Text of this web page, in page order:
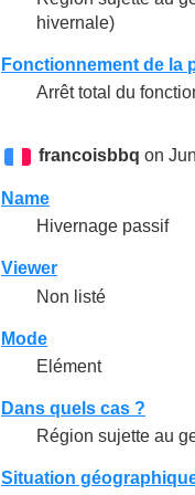
hivernale)
Fonctionnement de la
Arrêt total du
francoisbbq on
Name
Hivernage passif
Viewer
Non listé
Mode
Elément
Dans quels cas ?
Région sujette au
Situation